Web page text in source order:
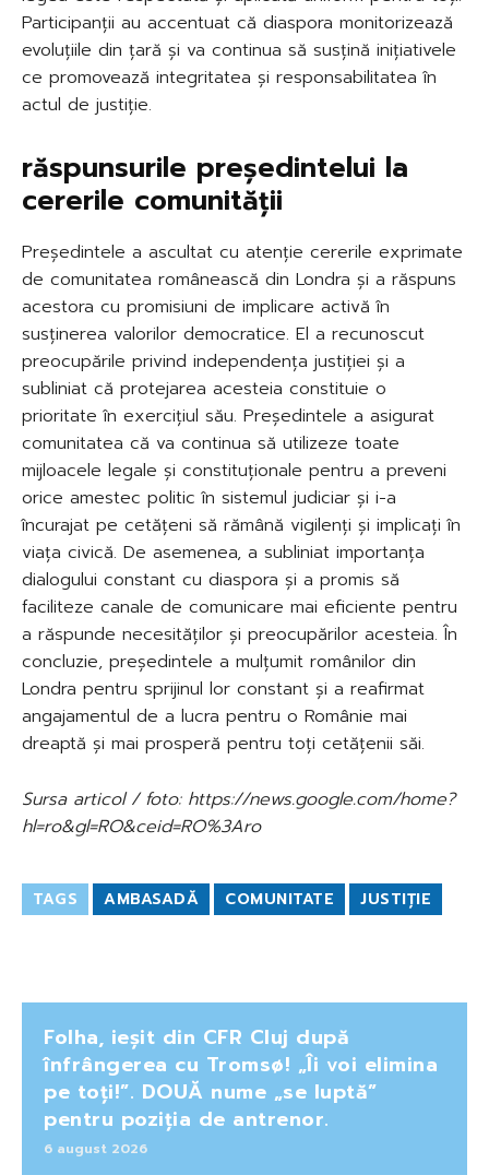
Participanții au accentuat că diaspora monitorizează
evoluțiile din țară și va continua să susțină inițiativele
ce promovează integritatea și responsabilitatea în
actul de justiție.
răspunsurile președintelui la
cererile comunității
Președintele a ascultat cu atenție cererile exprimate
de comunitatea românească din Londra și a răspuns
acestora cu promisiuni de implicare activă în
susținerea valorilor democratice. El a recunoscut
preocupările privind independența justiției și a
subliniat că protejarea acesteia constituie o
prioritate în exercițiul său. Președintele a asigurat
comunitatea că va continua să utilizeze toate
mijloacele legale și constituționale pentru a preveni
orice amestec politic în sistemul judiciar și i-a
încurajat pe cetățeni să rămână vigilenți și implicați în
viața civică. De asemenea, a subliniat importanța
dialogului constant cu diaspora și a promis să
faciliteze canale de comunicare mai eficiente pentru
a răspunde necesităților și preocupărilor acesteia. În
concluzie, președintele a mulțumit românilor din
Londra pentru sprijinul lor constant și a reafirmat
angajamentul de a lucra pentru o Românie mai
dreaptă și mai prosperă pentru toți cetățenii săi.
Sursa articol / foto: https://news.google.com/home?
hl=ro&gl=RO&ceid=RO%3Aro
TAGS AMBASADĂ COMUNITATE JUSTIȚIE
Folha, ieșit din CFR Cluj după
înfrângerea cu Tromsø! „Îi voi elimina
pe toți!”. DOUĂ nume „se luptă”
pentru poziția de antrenor.
6 august 2026